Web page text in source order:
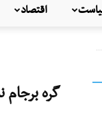
اقتصاد
گره